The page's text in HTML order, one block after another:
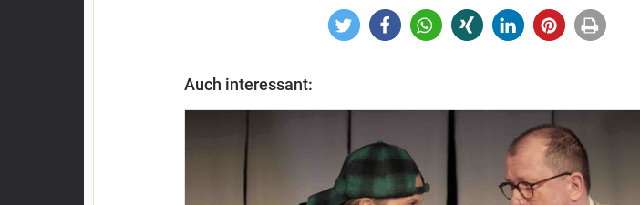
Auch interessant: